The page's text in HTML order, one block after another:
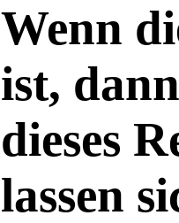
Wenn
ist,
dieses
lassen